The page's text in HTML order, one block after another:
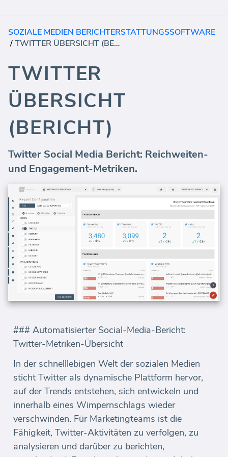
SOZIALE MEDIEN BERICHTERSTATTUNGSSOFTWARE
/
TWITTER ÜBERSICHT (BERICHT)
TWITTER
ÜBERSICHT
(BERICHT)
Twitter Social Media Bericht: Reichweiten-
und Engagement-Metriken.
### Automatisierter Social-Media-Bericht:
Twitter-Metriken-Übersicht
In der schnelllebigen Welt der sozialen Medien
sticht Twitter als dynamische Plattform hervor,
auf der Trends entstehen, sich entwickeln und
innerhalb eines Wimpernschlags wieder
verschwinden. Für Marketingteams ist die
Fähigkeit, Twitter-Aktivitäten zu verfolgen, zu
analysieren und darüber zu berichten,